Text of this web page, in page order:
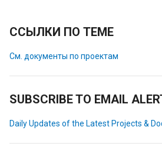
ССЫЛКИ ПО ТЕМЕ
См. документы по проектам
SUBSCRIBE TO EMAIL
Daily Updates of the Latest Projects &